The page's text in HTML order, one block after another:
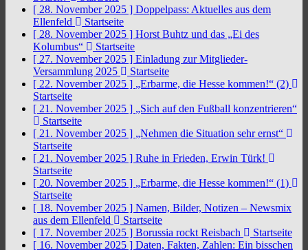
[ 28. November 2025 ] Doppelpass: Aktuelles aus dem
Ellenfeld
Startseite
[ 28. November 2025 ] Horst Buhtz und das „Ei des
Kolumbus“
Startseite
[ 27. November 2025 ] Einladung zur Mitglieder-
Versammlung 2025
Startseite
[ 22. November 2025 ] „Erbarme, die Hesse kommen!“ (2)
Startseite
[ 21. November 2025 ] „Sich auf den Fußball konzentrieren“
Startseite
[ 21. November 2025 ] „Nehmen die Situation sehr ernst“
Startseite
[ 21. November 2025 ] Ruhe in Frieden, Erwin Türk!
Startseite
[ 20. November 2025 ] „Erbarme, die Hesse kommen!“ (1)
Startseite
[ 18. November 2025 ] Namen, Bilder, Notizen – Newsmix
aus dem Ellenfeld
Startseite
[ 17. November 2025 ] Borussia rockt Reisbach
Startseite
[ 16. November 2025 ] Daten, Fakten, Zahlen: Ein bisschen